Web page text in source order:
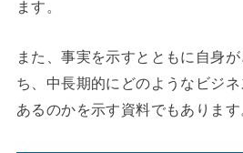
ます。
また、事実を示すとともに自身
ち、中長期的にどのようなビジ
あるのかを示す資料でもあります